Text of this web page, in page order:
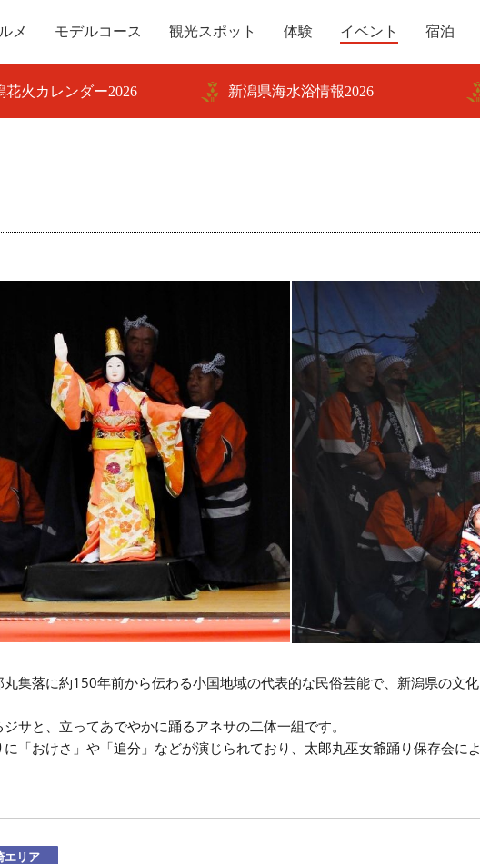
メ モデルコース 観光スポット 体験 イベント 宿泊
花火カレンダー2026 新潟県海水浴情報2026
集落に約150年前から伝わる小国地域の代表的な民俗芸能で、新潟県の文化
サと、立ってあでやかに踊るアネサの二体一組です。
「おけさ」や「追分」などが演じられており、太郎丸巫女爺踊り保存会によ
エリア